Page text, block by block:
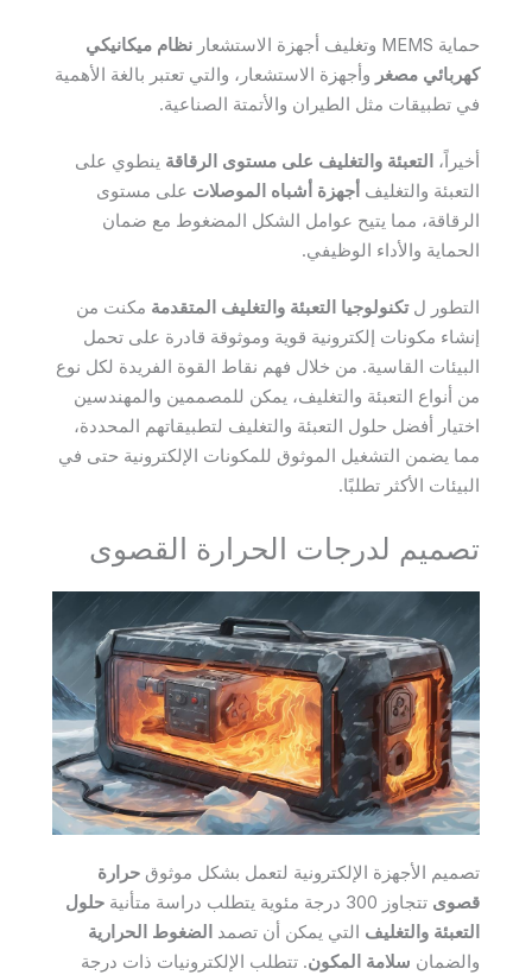
حماية MEMS وتغليف أجهزة الاستشعار
نظام ميكانيكي
كهربائي مصغر وأجهزة الاستشعار، والتي تعتبر بالغة الأهمية
في تطبيقات مثل الطيران والأتمتة الصناعية.
أخيراً، التعبئة والتغليف على مستوى الرقاقة ينطوي على
التعبئة والتغليف أجهزة أشباه الموصلات على مستوى
الرقاقة، مما يتيح عوامل الشكل المضغوط مع ضمان
الحماية والأداء الوظيفي.
التطور لتكنولوجيا التعبئة والتغليف المتقدمة مكنت من
إنشاء مكونات إلكترونية قوية وموثوقة قادرة على تحمل
البيئات القاسية. من خلال فهم نقاط القوة الفريدة لكل نوع
من أنواع التعبئة والتغليف، يمكن للمصممين والمهندسين
اختيار أفضل حلول التعبئة والتغليف لتطبيقاتهم المحددة،
مما يضمن التشغيل الموثوق للمكونات الإلكترونية حتى في
البيئات الأكثر تطلبًا.
تصميم لدرجات الحرارة القصوى
تصميم الأجهزة الإلكترونية لتعمل بشكل موثوق حرارة
قصوى تتجاوز 300 درجة مئوية يتطلب دراسة متأنية
حلول
التعبئة والتغليف التي يمكن أن تصمد الضغوط الحرارية
والضمان سلامة المكون. تتطلب الإلكترونيات ذات درجة